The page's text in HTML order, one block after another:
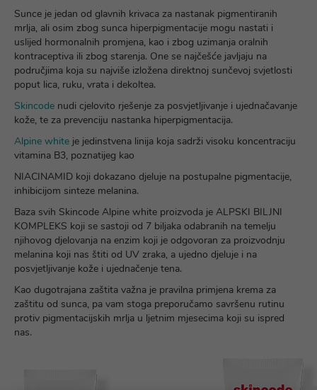
Sunce je jedan od glavnih krivaca za nastanak pigmentiranih
mrlja, ali osim zbog sunca hiperpigmentacije mogu nastati i
uslijed hormonalnih promjena, kao i zbog uzimanja oralnih
kontraceptiva ili zbog starenja. One se najčešće javljaju na
područjima koja su najviše izložena direktnoj sunčevoj svjetlosti
poput lica, ruku, vrata i dekoltea.
Skincode nudi cjelovito rješenje za posvjetljivanje i ujednačavanje
kože, te za prevenciju nastanka hiperpigmentacija.
Alpine white je jedinstvena linija koja sadrži visoku koncentraciju
vitamina B3, poznatijeg kao
NIACINAMID koji dokazano djeluje na postupalne pigmentacije,
inhibicijom sinteze melanina.
Baza svih Skincode Alpine white proizvoda je ALPSKI BILJNI
KOMPLEKS koji se sastoji od 7 biljaka odabranih na temelju
njihovog djelovanja na enzim koji je odgovoran za proizvodnju
melanina koji nas štiti od UV zraka, a ujedno djeluje i na
posvjetljivanje kože i ujednačenje tena.
Kao dugotrajana zaštita važna je pravilna primjena krema za
zaštitu od sunca, pa vam stoga preporučamo savršenu rutinu
protiv pigmentacijskih mrlja u ljetnim mjesecima koji su ispred
nas.